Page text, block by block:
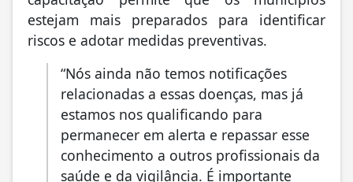
estejam mais preparados para identificar
riscos e adotar medidas preventivas.
“Nós ainda não temos notificações
relacionadas a essas doenças, mas já
estamos nos qualificando para
permanecer em alerta e repassar esse
conhecimento a outros profissionais da
saúde e da vigilância. É importante